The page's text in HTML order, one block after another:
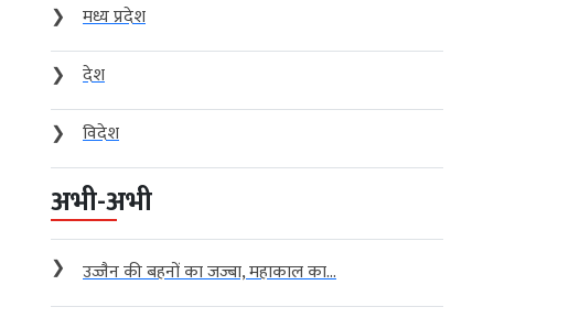
❯
मध्य प्रदेश
❯
देश
❯
विदेश
अभी-अभी
❯ उज्जैन की बहनों का जज्बा, महाकाल का...